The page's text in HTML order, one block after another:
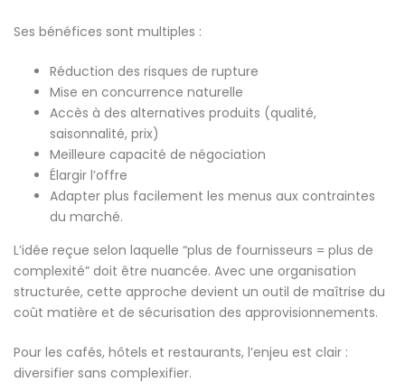
Ses bénéfices sont multiples :
Réduction des risques de rupture
Mise en concurrence naturelle
Accès à des alternatives produits (qualité,
saisonnalité, prix)
Meilleure capacité de négociation
Élargir l’offre
Adapter plus facilement les menus aux contraintes
du marché.
L’idée reçue selon laquelle “plus de fournisseurs = plus de
complexité” doit être nuancée. Avec une organisation
structurée, cette approche devient un outil de maîtrise du
coût matière et de sécurisation des approvisionnements.
Pour les cafés, hôtels et restaurants, l’enjeu est clair :
diversifier sans complexifier.